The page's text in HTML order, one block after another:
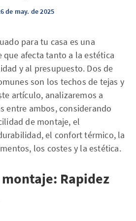
de may. de 2025
para tu casa es una
afecta tanto a la estética
y al presupuesto. Dos de
son los techos de tejas y
artículo, analizaremos a
entre ambos, considerando
de montaje, el
el confort térmico, la
los costes y la estética.
Rapidez